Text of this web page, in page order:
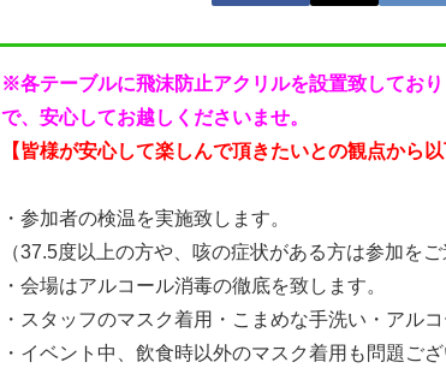
※各テーブルに飛沫防止アクリルを設置致してお
で、安心してお越しくださいませ。
【皆様が安心して楽しんで頂きたいとの観点から
・参加者の検温を実施致します。
（37.5度以上の方や、咳の症状がある方は参加をご
・会場はアルコール消毒の徹底を致します。
・ スタッフのマスク着用・こまめな手洗い・アル
・イベント中、飲食時以外のマスク着用も問題ござ